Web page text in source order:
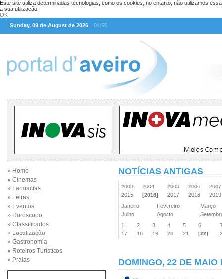
Este site utiliza determinadas tecnologias, como os cookies, no entanto, não utilizamos
a sua utilização.
OK
Sunday, 09 de August de 2026
04:55
» Home
» Cinemas
» Farmácias
» Feiras
» Eventos
» Horóscopo
» Classificados
» Localização
» Gastronomia
» Roteiros Turísticos
» Praias
NOTÍCIAS ANTIGAS
2003 2004 2005 2006
2015
[2016] 2017 2018
Janeiro
Fevereiro
Março
Julho
Agosto
1
2 3 4 5 6
17
18 19 20 21 [22]
DOMINGO, 22 DE MAIO